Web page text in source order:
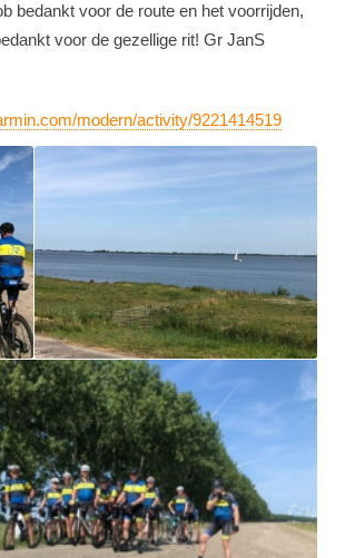
bedankt voor de route en het voorrijden,
voor de gezellige rit! Gr JanS
modern/activity/9221414519